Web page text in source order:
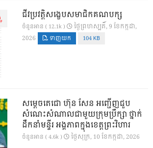
ជីវប្រវត្តិសង្ខេបសមាជិកគណបក្ស
ចំនួនអាន ( 12.1k )
ថ្ងៃ​ព្រហស្បតិ៍, 9 ខែ​កក្កដា,
2026
ទាញយក 104 KB
សម្តេចតេជោ ហ៊ុន សែន អញ្ជើញជួប
សំណេះសំណាលជាមួយក្រុមប្រឹក្សា ថ្នាក់
ដឹកនាំមន្ទីរ អង្គភាពក្នុងខេត្តព្រះវិហារ
ចំនួនអាន ( 4.6k ) ថ្ងៃ​សុក្រ, 10 ខែ​កក្កដា, 2026